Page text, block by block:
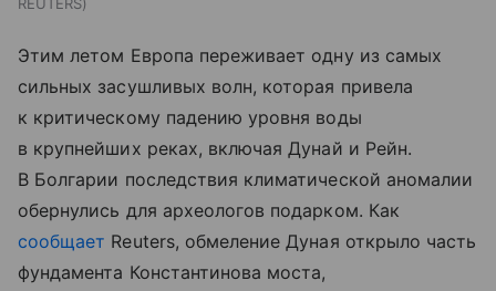
REUTERS
Этим летом Европа переживает одну из самых
сильных засушливых волн, которая привела
к критическому падению уровня воды
в крупнейших реках, включая Дунай и Рейн.
В Болгарии последствия климатической аномалии
обернулись для археологов подарком. Как
сообщает Reuters, обмеление Дуная открыло часть
фундамента Константинова моста,